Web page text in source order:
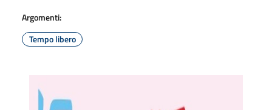
Argomenti:
Tempo libero